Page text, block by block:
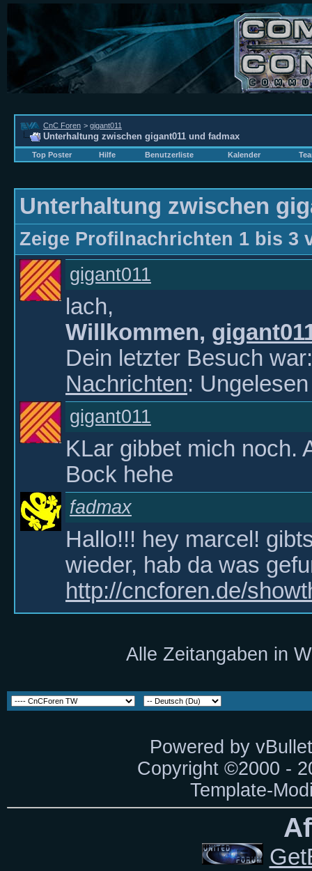
CnC Foren > gigant011
Unterhaltung zwischen gigant011 und fadmax
Top Poster Hilfe Benutzerliste Kalender
Unterhaltung zwischen
Zeige Profilnachrichten 1 bis 3
gigant011
lach,
Willkommen,
Dein letzter Besuch
Nachrichten:
gigant011
KLar gibbet mich noch.
Bock hehe
fadmax
Hallo!!! hey marcel!
wieder, hab da was
http://cncforen.de/
Alle Zeitangaben in
Powered by
Copyright ©2000 -
Template-